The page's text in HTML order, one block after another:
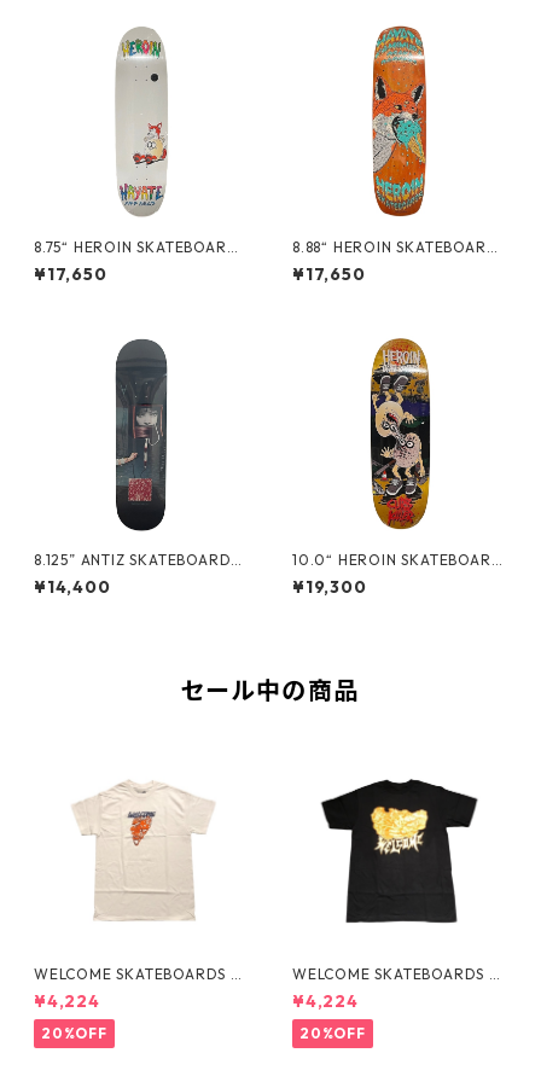
8.75“ HEROIN SKATEBOARDS
- HAYATE FOX EGG -
¥17,650
8.88“ HEROIN SKATEBOARDS
- HAYATE FOX SHOVEL -
¥17,650
8.125” ANTIZ SKATEBOARDS
- BJARNE TJOETTA “PRO M
ODEL” -
¥14,400
10.0“ HEROIN SKATEBOARD
S - CURB KILLER 9 MERGED
-
¥19,300
セール中の商品
WELCOME SKATEBOARDS -F
LAMES TEE "WHITE"
¥4,224
20%OFF
WELCOME SKATEBOARDS -
BARK PREMIUM TEE "BLAC
K"
¥4,224
20%OFF